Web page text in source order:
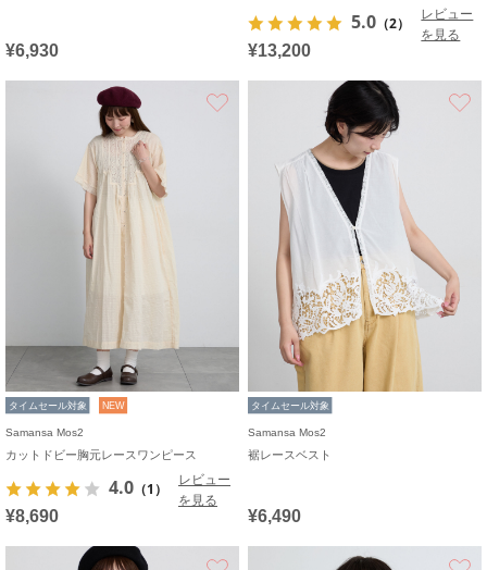
¥6,930
5.0 （2）
レビュー
を見る
¥13,200
タイムセール対象 NEW
Samansa Mos2
カットドビー胸元レースワンピース
4.0 （1）
レビュー
を見る
¥8,690
タイムセール対象
Samansa Mos2
裾レースベスト
¥6,490